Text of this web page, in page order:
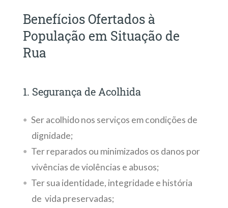
Benefícios Ofertados à
População em Situação de
Rua
1. Segurança de Acolhida
Ser acolhido nos serviços em condições de
dignidade;
Ter reparados ou minimizados os danos por
vivências de violências e abusos;
Ter sua identidade, integridade e história
de vida preservadas;